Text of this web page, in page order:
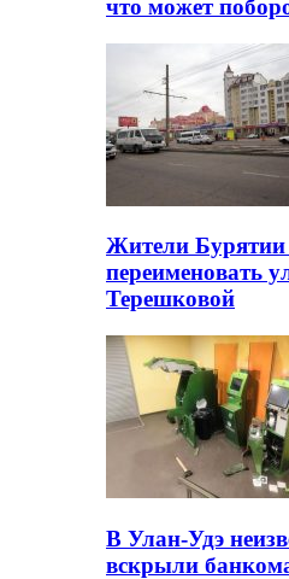
что может
Жители Бурятии
переименовать
Терешковой
В Улан-Удэ
вскрыли